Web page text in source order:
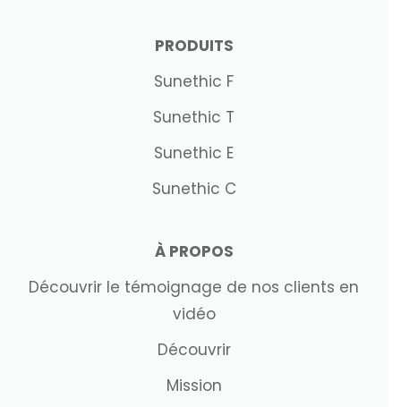
PRODUITS
Sunethic F
Sunethic T
Sunethic E
Sunethic C
À PROPOS
Découvrir le témoignage de nos clients en
vidéo
Découvrir
Mission